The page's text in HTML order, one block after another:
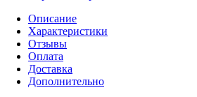
Описание
Характеристики
Отзывы
Оплата
Доставка
Дополнительно